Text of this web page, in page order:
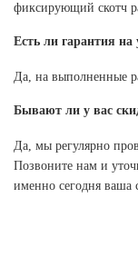
фиксирующий скотч
Есть ли гарантия на
Да, на выполненные
Бывают ли у вас
Да, мы регулярно
Позвоните нам и
именно сегодня ваша